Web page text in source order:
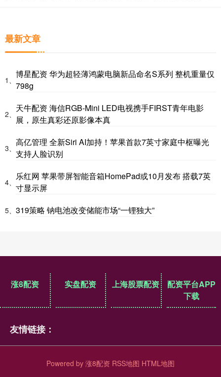
最新文章
1、
博星配资 华为超轻薄鸿蒙电脑新品命名S系列 整机重量仅
798g
2、
天牛配资 海信RGB-Mini LED电视携手FIRST青年电影
展，原生真彩还原影像本真
3、
高亿管理 全新Siri AI加持！苹果首款7英寸家庭中枢曝光
支持人脸识别
4、
乐红网 苹果带屏智能音箱HomePad或10月发布 搭载7英
寸显示屏
5、 319策略 钠电池改变储能市场“一锂独大”
涨8配资 实盘配资 上海股票配资
配资平台APP
下载
友情链接：
Powered by 涨8配资 RSS地图 HTML地图